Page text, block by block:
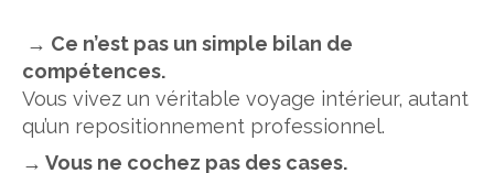
→ Ce n’est pas un simple bilan de
compétences.
Vous vivez un véritable voyage intérieur, autant
qu’un repositionnement professionnel.
→ Vous ne cochez pas des cases.